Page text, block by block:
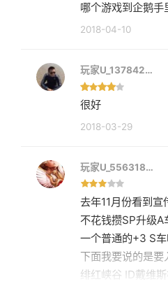
哪个游戏到企鹅手
2018-04-10
玩家U_137842…
很好
2018-03-29
玩家U_556318…
去年11月份看到
不花钱攒SP升级
一个普通的+3 S
下面我要说的是
绯红峡谷 ID戴维斯柯 账号无辜被封，昨天晚上上线还好好的。今天提示违规操作，真日了。封了